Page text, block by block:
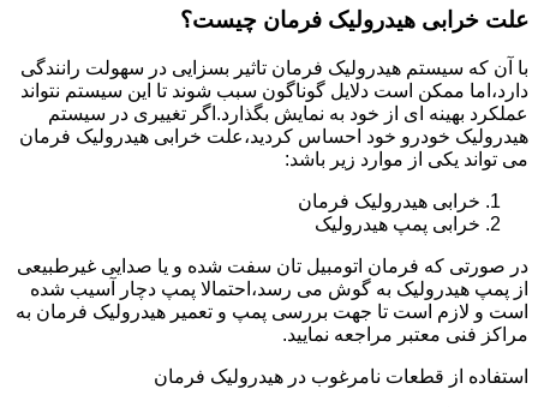
علت خرابی هیدرولیک فرمان چیست؟
با آن که سیستم هیدرولیک فرمان تاثیر بسزایی در سهولت رانندگی
دارد،اما ممکن است دلایل گوناگون سبب شوند تا این سیستم نتواند
عملکرد بهینه ای از خود به نمایش بگذارد.اگر تغییری در سیستم
هیدرولیک خودرو خود احساس کردید،علت خرابی هیدرولیک فرمان
می تواند یکی از موارد زیر باشد:
خرابی هیدرولیک فرمان
خرابی پمپ هیدرولیک
در صورتی که فرمان اتومبیل تان سفت شده و یا صدایی غیرطبیعی
از پمپ هیدرولیک به گوش می رسد،احتمالا پمپ دچار آسیب شده
است و لازم است تا جهت بررسی پمپ و تعمیر هیدرولیک فرمان به
مراکز فنی معتبر مراجعه نمایید.
استفاده از قطعات نامرغوب در هیدرولیک فرمان